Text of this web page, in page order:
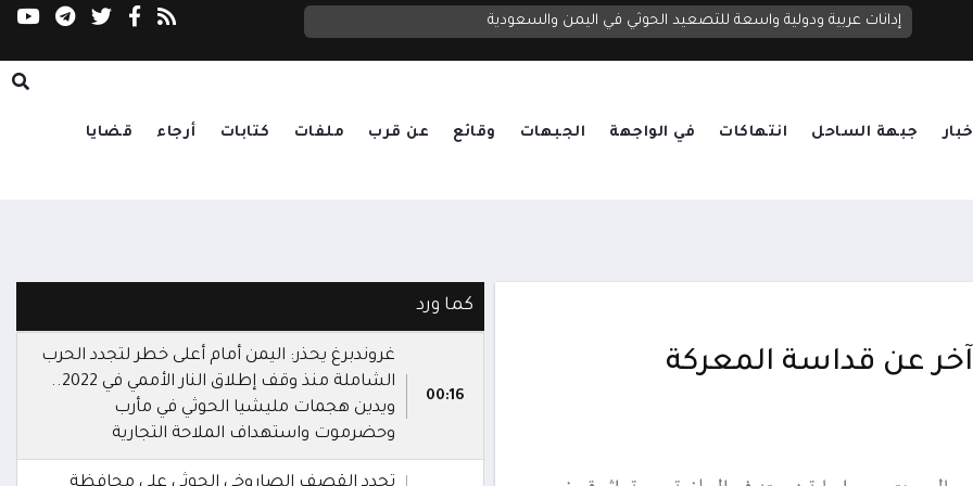
إدانات عربية ودولية واسعة للتصعيد الحوثي في اليمن والسعودية
جبهة الساحل انتهاكات في الواجهة الجبهات وقائع عن قرب ملفات كتابات أرجاء قضايا
عن قداسة المعركة
كما ورد
00:16
غروندبرغ يحذر: اليمن أمام أعلى خطر لتجدد الحرب
الشاملة منذ وقف إطلاق النار الأممي في 2022..
ويدين هجمات مليشيا الحوثي في مأرب
وحضرموت واستهداف الملاحة التجارية